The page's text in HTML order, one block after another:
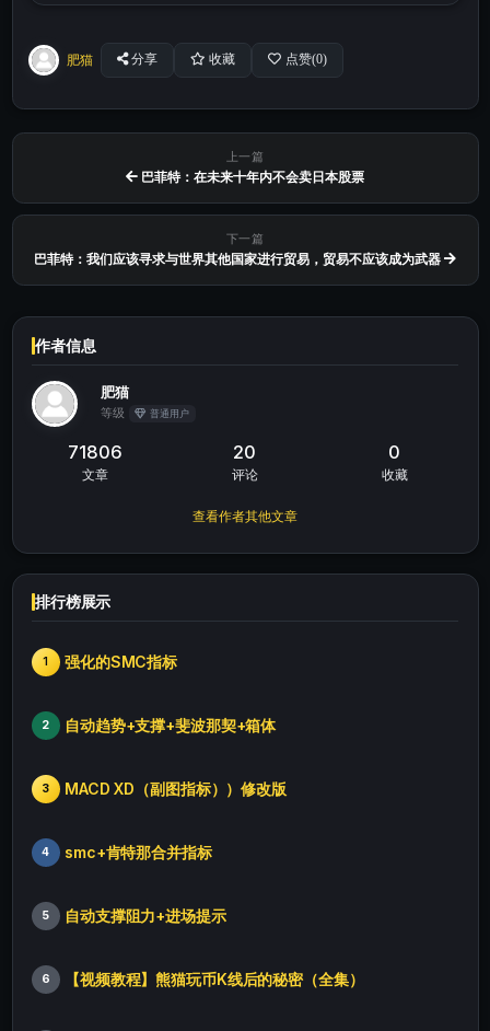
肥猫 分享 收藏 点赞(0)
上一篇
巴菲特：在未来十年内不会卖日本股票
下一篇
巴菲特：我们应该寻求与世界其他国家进行贸易，贸易不应该成为武器
作者信息
肥猫
等级 普通用户
71806
文章
20
评论
0
收藏
查看作者其他文章
排行榜展示
1 强化的SMC指标
2 自动趋势+支撑+斐波那契+箱体
3 MACD XD（副图指标））修改版
4 smc+肯特那合并指标
5 自动支撑阻力+进场提示
6 【视频教程】熊猫玩币K线后的秘密（全集）